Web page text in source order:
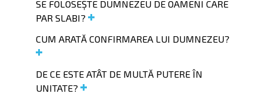
SE FOLOSEȘTE DUMNEZEU DE OAMENI CARE
PAR SLABI?
CUM ARATĂ CONFIRMAREA LUI DUMNEZEU?
DE CE ESTE ATÂT DE MULTĂ PUTERE ÎN
UNITATE?